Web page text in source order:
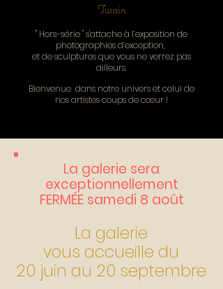
Twain
" Hors-série " s'attache à l’exposition de
photographies d’exception,
et de sculptures que vous ne verrez pas
ailleurs.
Bienvenue dans notre univers et celui de
nos artistes coups de cœur !
La galerie sera
exceptionnellement
FERMÉE samedi 8 août
La galerie
vous accueille du
20 juin au 20 septembre